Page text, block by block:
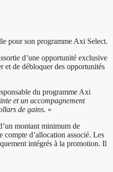
pour son programme Axi Select.
d’une opportunité exclusive
et de débloquer des opportunités
du programme Axi
et un accompagnement
de gains. »
montant minimum de
compte d’allocation associé. Les
intégrés à la promotion. Il